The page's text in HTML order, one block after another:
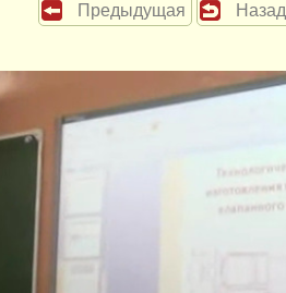
Предыдущая Назад